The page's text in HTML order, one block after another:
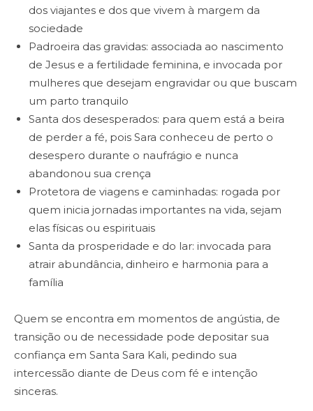
dos viajantes e dos que vivem à margem da
sociedade
Padroeira das gravidas: associada ao nascimento
de Jesus e a fertilidade feminina, e invocada por
mulheres que desejam engravidar ou que buscam
um parto tranquilo
Santa dos desesperados: para quem está a beira
de perder a fé, pois Sara conheceu de perto o
desespero durante o naufrágio e nunca
abandonou sua crença
Protetora de viagens e caminhadas: rogada por
quem inicia jornadas importantes na vida, sejam
elas físicas ou espirituais
Santa da prosperidade e do lar: invocada para
atrair abundância, dinheiro e harmonia para a
família
Quem se encontra em momentos de angústia, de
transição ou de necessidade pode depositar sua
confiança em Santa Sara Kali, pedindo sua
intercessão diante de Deus com fé e intenção
sinceras.